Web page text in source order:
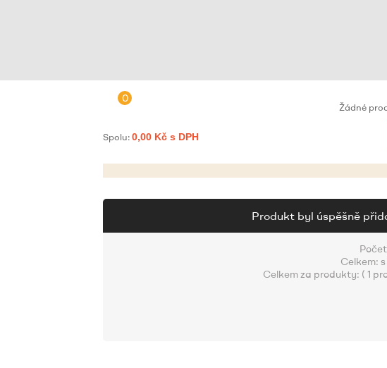
0
Žádné
Spolu:0,00 Kč s DPH
Produkt byl úspěšně
Celkem:
Celkem za produkty: ( 1